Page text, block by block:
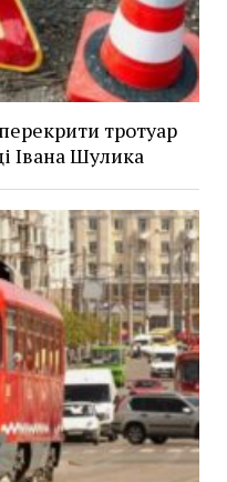
тротуар
Івана Шулика